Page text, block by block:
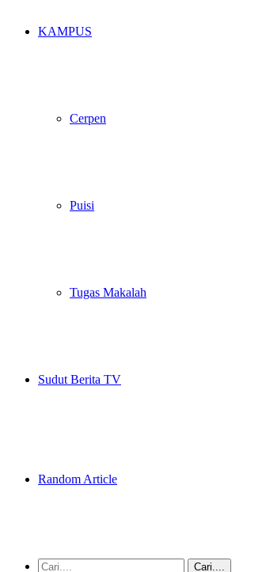
KAMPUS
Cerpen
Puisi
Tugas Makalah
Sudut Berita TV
Random Article
Cari....